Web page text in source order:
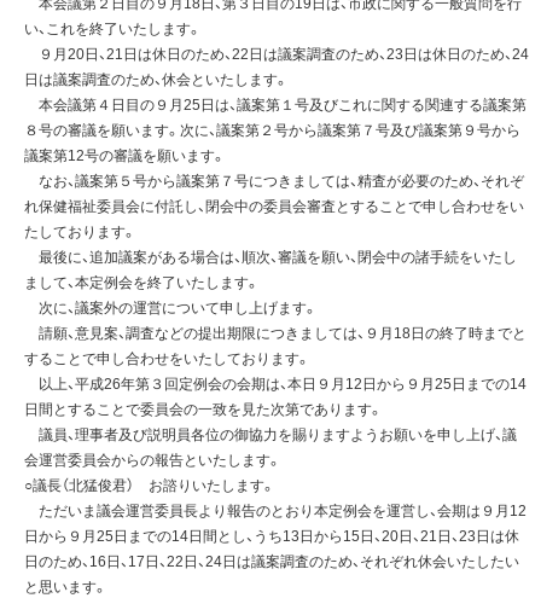
本会議第２日目の９月18日、第３日目の19日は、市政に関する一般質問を行
い、これを終了いたします。
９月20日、21日は休日のため、22日は議案調査のため、23日は休日のため、24
日は議案調査のため、休会といたします。
本会議第４日目の９月25日は、議案第１号及びこれに関する関連する議案第
８号の審議を願います。次に、議案第２号から議案第７号及び議案第９号から
議案第12号の審議を願います。
なお、議案第５号から議案第７号につきましては、精査が必要のため、それぞ
れ保健福祉委員会に付託し、閉会中の委員会審査とすることで申し合わせをい
たしております。
最後に、追加議案がある場合は、順次、審議を願い、閉会中の諸手続をいたし
まして、本定例会を終了いたします。
次に、議案外の運営について申し上げます。
請願、意見案、調査などの提出期限につきましては、９月18日の終了時までと
することで申し合わせをいたしております。
以上、平成26年第３回定例会の会期は、本日９月12日から９月25日までの14
日間とすることで委員会の一致を見た次第であります。
議員、理事者及び説明員各位の御協力を賜りますようお願いを申し上げ、議
会運営委員会からの報告といたします。
○議長（北猛俊君） お諮りいたします。
ただいま議会運営委員長より報告のとおり本定例会を運営し、会期は９月12
日から９月25日までの14日間とし、うち13日から15日、20日、21日、23日は休
日のため、16日、17日、22日、24日は議案調査のため、それぞれ休会いたしたい
と思います。